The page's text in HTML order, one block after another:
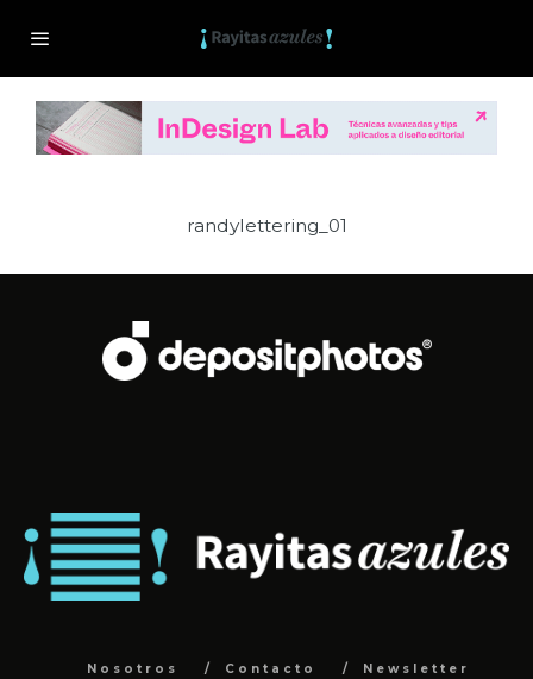
randylettering_01
Nosotros Contacto
Newsletter